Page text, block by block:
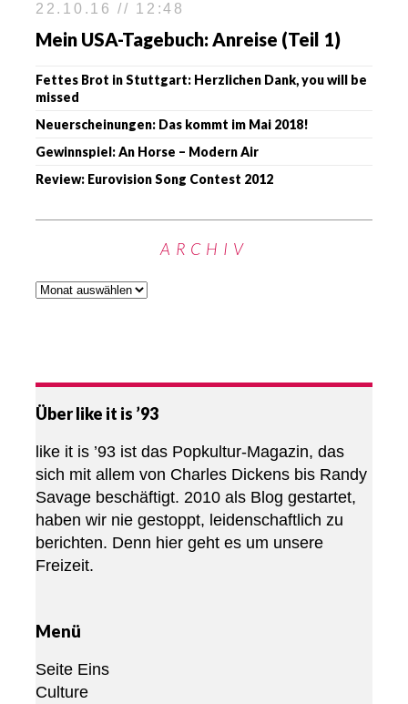
22.10.16 // 12:48
Mein USA-Tagebuch: Anreise (Teil 1)
Fettes Brot in Stuttgart: Herzlichen Dank, you will be
missed
Neuerscheinungen: Das kommt im Mai 2018!
Gewinnspiel: An Horse – Modern Air
Review: Eurovision Song Contest 2012
ARCHIV
Über like it is ’93
like it is ’93 ist das Popkultur-Magazin, das
sich mit allem von Charles Dickens bis Randy
Savage beschäftigt. 2010 als Blog gestartet,
haben wir nie gestoppt, leidenschaftlich zu
berichten. Denn hier geht es um unsere
Freizeit.
Menü
Seite Eins
Culture